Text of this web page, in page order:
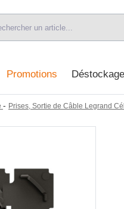
Promotions Déstockage
- Prises, Sortie de Câble Legrand